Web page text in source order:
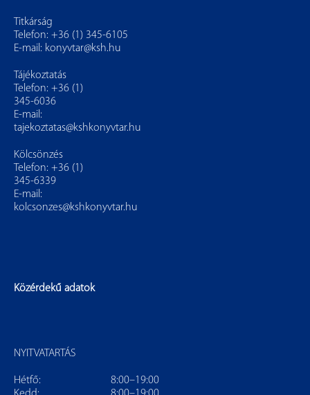
Titkárság
Telefon: +36 (1) 345-6105
E-mail: konyvtar@ksh.hu
Tájékoztatás
Telefon: +36 (1)
345-6036
E-mail:
tajekoztatas@kshkonyvtar.hu
Kölcsönzés
Telefon: +36 (1)
345-6339
E-mail:
kolcsonzes@kshkonyvtar.hu
Közérdekű adatok
NYITVATARTÁS
Hétfő:
8:00–19:00